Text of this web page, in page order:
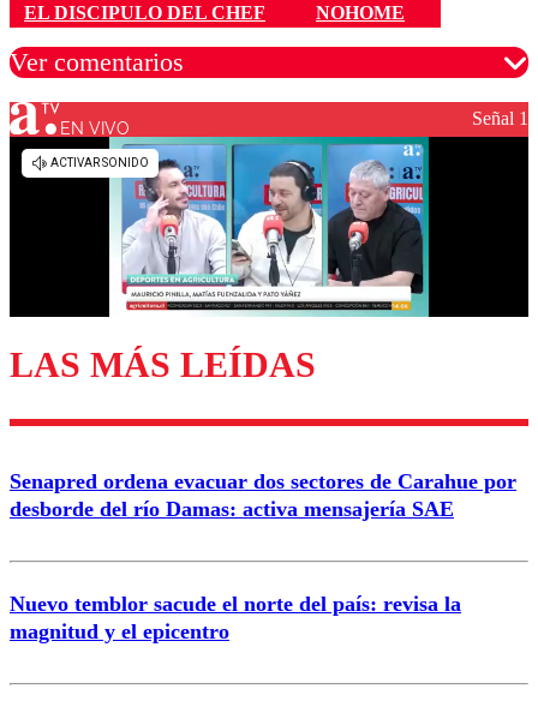
EL DISCIPULO DEL CHEF
NOHOME
Ver comentarios
Los comentarios son moderados para garantizar un
diálogo respetuoso.
Enviar comentario
EN VIVO Señal 1
LAS MÁS LEÍDAS
Senapred ordena evacuar dos sectores de Carahue por
desborde del río Damas: activa mensajería SAE
Nuevo temblor sacude el norte del país: revisa la
magnitud y el epicentro